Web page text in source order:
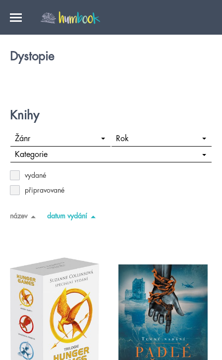
Dystopie
Knihy
Žánr Rok
Kategorie
vydané
připravované
název datum vydání